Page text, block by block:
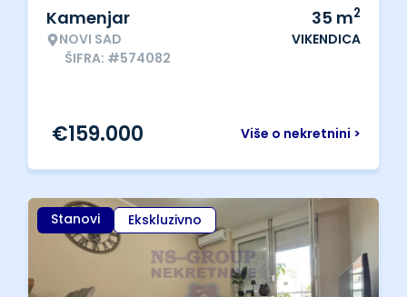
Kamenjar
NOVI SAD
ŠIFRA: #574082
35 m2
VIKENDICA
Više o nekretnini >
€159.000
Stanovi Ekskluzivno